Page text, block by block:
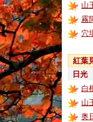
山
霧
穴
紅葉
日光
白
山
奥